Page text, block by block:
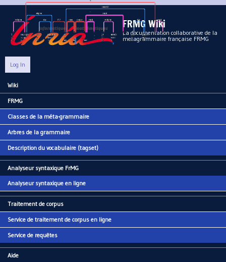
Aller au contenu principal
FRMG Wiki
La documentation collaborative de la
metagrammaire française FRMG
Log In
Main menu
Wiki
FRMG
Classes de la méta-grammaire
Arbres de la grammaire
Description du vocabulaire (tagset)
Analyseur syntaxique FrMG
Analyseur syntaxique en ligne
Traitement de corpus
Service de traitement de corpus en ligne
Service de requêtes
Aide